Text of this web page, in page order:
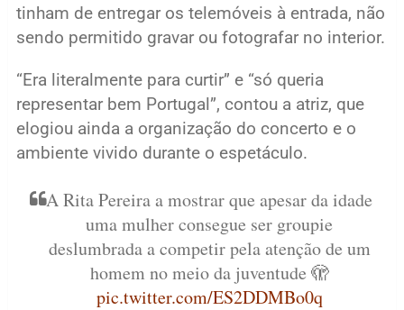
tinham de entregar os telemóveis à entrada, não
sendo permitido gravar ou fotografar no interior.
“Era literalmente para curtir” e “só queria
representar bem Portugal”, contou a atriz, que
elogiou ainda a organização do concerto e o
ambiente vivido durante o espetáculo.
A Rita Pereira a mostrar que apesar da idade
uma mulher consegue ser groupie
deslumbrada a competir pela atenção de um
homem no meio da juventude 🫣
pic.twitter.com/ES2DDMBo0q